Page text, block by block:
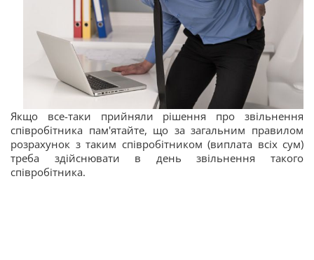
Якщо все-таки прийняли рішення про звільнення
співробітника пам'ятайте, що за загальним правилом
розрахунок з таким співробітником (виплата всіх сум)
треба здійснювати в день звільнення такого
співробітника.